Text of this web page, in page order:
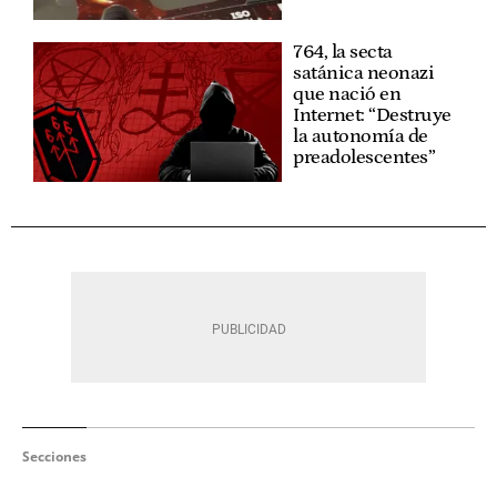
764, la secta
satánica neonazi
que nació en
Internet: “Destruye
la autonomía de
preadolescentes”
Secciones